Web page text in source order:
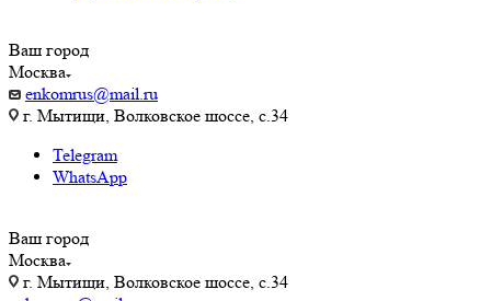
Ваш город
Москва
enkomrus@mail.ru
г. Мытищи, Волковское шоссе, с.34
Telegram
WhatsApp
Ваш город
Москва
г. Мытищи, Волковское шоссе, с.34